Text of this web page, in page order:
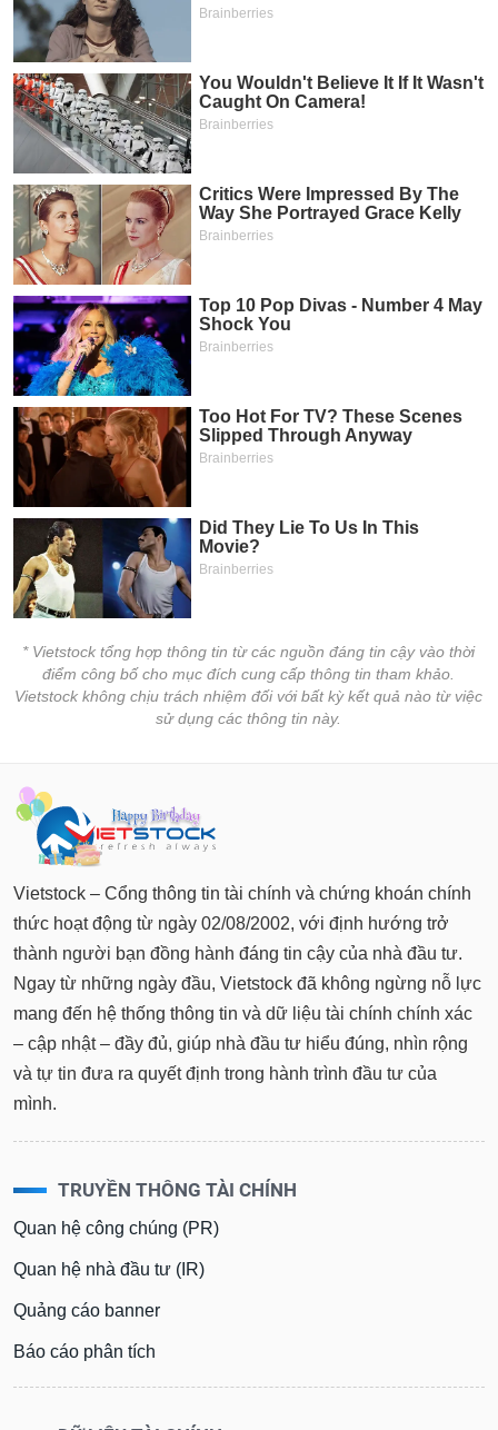
* Vietstock tổng hợp thông tin từ các nguồn đáng tin cậy vào thời
điểm công bố cho mục đích cung cấp thông tin tham khảo.
Vietstock không chịu trách nhiệm đối với bất kỳ kết quả nào từ việc
sử dụng các thông tin này.
Vietstock – Cổng thông tin tài chính và chứng khoán chính
thức hoạt động từ ngày 02/08/2002, với định hướng trở
thành người bạn đồng hành đáng tin cậy của nhà đầu tư.
Ngay từ những ngày đầu, Vietstock đã không ngừng nỗ lực
mang đến hệ thống thông tin và dữ liệu tài chính chính xác
– cập nhật – đầy đủ, giúp nhà đầu tư hiểu đúng, nhìn rộng
và tự tin đưa ra quyết định trong hành trình đầu tư của
mình.
TRUYỀN THÔNG TÀI CHÍNH
Quan hệ công chúng (PR)
Quan hệ nhà đầu tư (IR)
Quảng cáo banner
Báo cáo phân tích